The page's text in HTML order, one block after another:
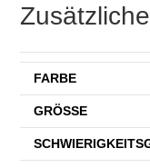
FARBE
GRÖSSE